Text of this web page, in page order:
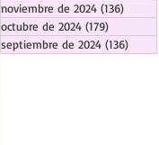
noviembre de 2024 (136)
octubre de 2024 (179)
septiembre de 2024 (136)